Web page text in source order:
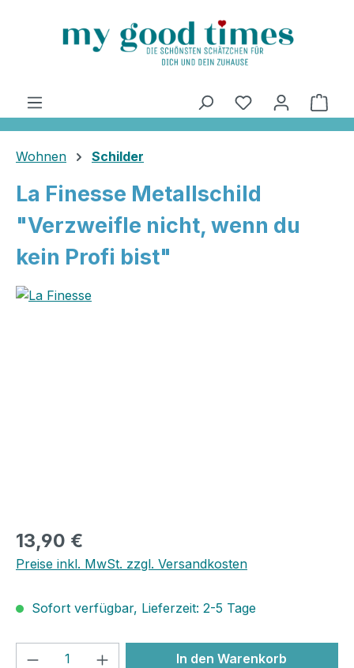
Wohnen Schilder
La Finesse Metallschild
"Verzweifle nicht, wenn du
kein Profi bist"
13,90 €
Preise inkl. MwSt. zzgl. Versandkosten
Sofort verfügbar, Lieferzeit: 2-5 Tage
Produkt Anzahl: Gib denIn den Warenkorb